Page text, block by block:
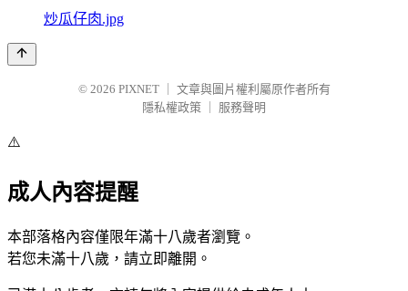
炒瓜仔肉.jpg
© 2026 PIXNET
文章與圖片權利屬原作者所有
隱私權政策
服務聲明
⚠️
成人內容提醒
本部落格內容僅限年滿十八歲者瀏覽。
若您未滿十八歲，請立即離開。